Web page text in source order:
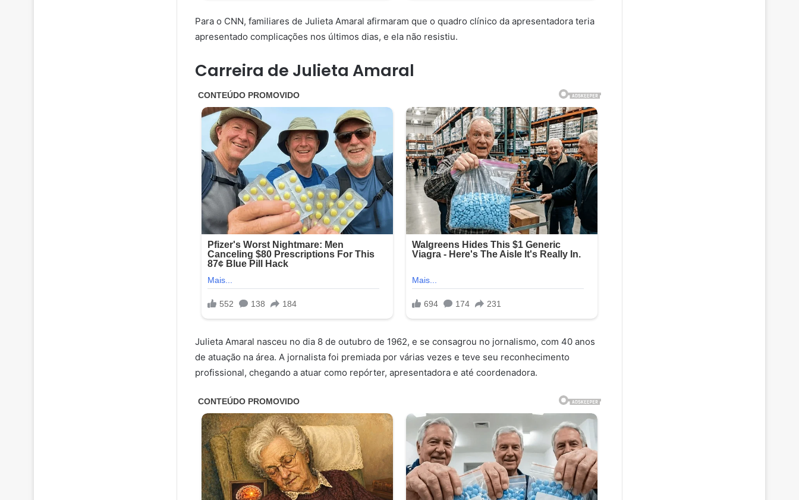
Para o CNN, familiares de Julieta Amaral afirmaram que o quadro clínico da apresentadora teria
apresentado complicações nos últimos dias, e ela não resistiu.
Carreira de Julieta Amaral
Julieta Amaral nasceu no dia 8 de outubro de 1962, e se consagrou no jornalismo, com 40 anos
de atuação na área. A jornalista foi premiada por várias vezes e teve seu reconhecimento
profissional, chegando a atuar como repórter, apresentadora e até coordenadora.